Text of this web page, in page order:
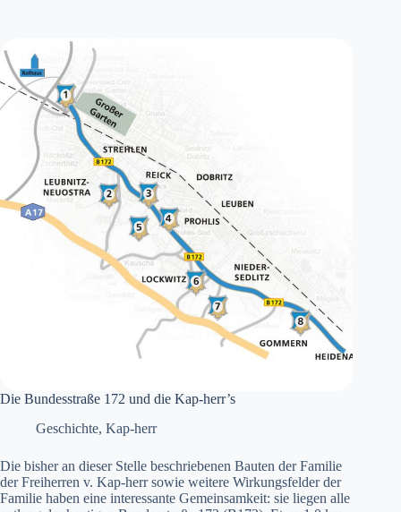
Mecklenburg
Die Bundesstraße 172 und die Kap-herr’s
Geschichte, Kap-herr
Die bisher an dieser Stelle beschriebenen Bauten der Familie
der Freiherren v. Kap-herr sowie weitere Wirkungsfelder der
Familie haben eine interessante Gemeinsamkeit: sie liegen alle